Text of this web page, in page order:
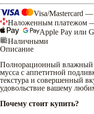
Visa/Mastercard —
Наложенным платежом
Apple Pay или
Наличными
Описание
Полнорационный влажный
мусса с аппетитной
текстура и совершенный
удовольствие вашему
Почему стоит купить?